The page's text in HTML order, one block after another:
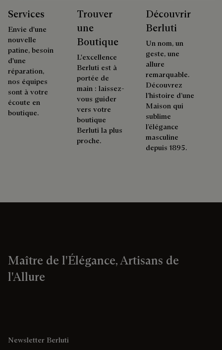
Services
Envie d'une
nouvelle
patine, besoin
d'une
réparation,
nos équipes
sont à votre
écoute en
boutique.
Trouver
une
Boutique
L'excellence
Berluti est à
portée de
main : laissez-
vous guider
vers votre
boutique
Berluti la plus
proche.
Découvrir
Berluti
Un nom, un
geste, une
allure
remarquable.
Découvrez
l’histoire d’une
Maison qui
sublime
l’élégance
masculine
depuis 1895.
Maître de l'Élégance, Artisans de
l'Allure
Newsletter Berluti